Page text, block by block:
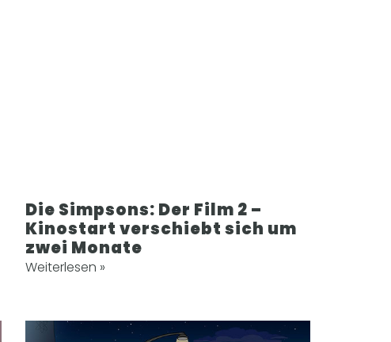
Die Simpsons: Der Film 2 –
Kinostart verschiebt sich um
zwei Monate
Weiterlesen »